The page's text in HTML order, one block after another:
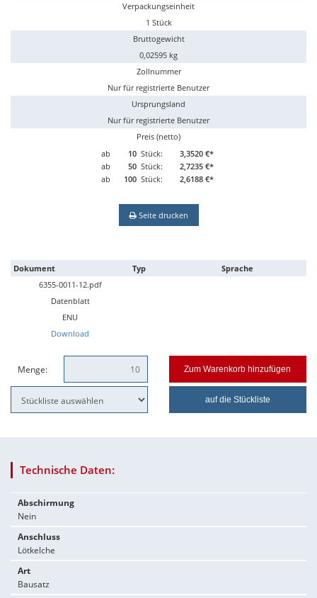
Verpackungseinheit
1 Stück
Bruttogewicht
0,02595 kg
Zollnummer
Nur für registrierte Benutzer
Ursprungsland
Nur für registrierte Benutzer
Preis (netto)
ab
10 Stück:
3,3520 €*
ab
50 Stück:
2,7235 €*
ab
100 Stück: 2,6188 €*
Seite drucken
Dokument Typ
Sprache
6355-0011-12.pdf
Datenblatt
ENU
Download
Menge: Zum Warenkorb hinzufügen
auf die Stückliste
Technische Daten:
Abschirmung
Nein
Anschluss
Lötkelche
Art
Bausatz